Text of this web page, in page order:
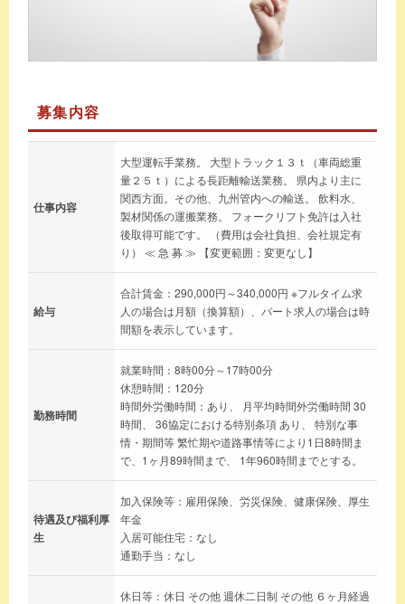
募集内容
仕事内容
大型運転手業務。 大型トラック１３ｔ（車両総重
量２５ｔ）による長距離輸送業務。 県内より主に
関西方面。その他、九州管内への輸送。 飲料水、
製材関係の運搬業務。 フォークリフト免許は入社
後取得可能です。 （費用は会社負担、会社規定有
り） ≪ 急 募 ≫ 【変更範囲：変更なし】
給与
合計賃金：290,000円～340,000円 ※フルタイム求
人の場合は月額（換算額）、パート求人の場合は時
間額を表示しています。
勤務時間
就業時間：8時00分～17時00分
休憩時間：120分
時間外労働時間：あり、 月平均時間外労働時間 30
時間、 36協定における特別条項 あり、 特別な事
情・期間等 繁忙期や道路事情等により1日8時間ま
で、1ヶ月89時間まで、 1年960時間までとする。
待遇及び福利厚
生
加入保険等：雇用保険、労災保険、健康保険、厚生
年金
入居可能住宅：なし
通勤手当：なし
休日等：休日 その他 週休二日制 その他 ６ヶ月経過